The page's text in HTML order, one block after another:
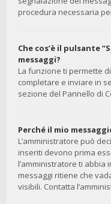
procedura necessaria
Che cos’è il pulsante
messaggi?
La funzione ti permette
completare e inviare in
sezione del Pannello di
Perché il mio
L’amministratore può
inseriti devono prima
l’amministratore ti abbia
messaggi ritiene che
visibili. Contatta